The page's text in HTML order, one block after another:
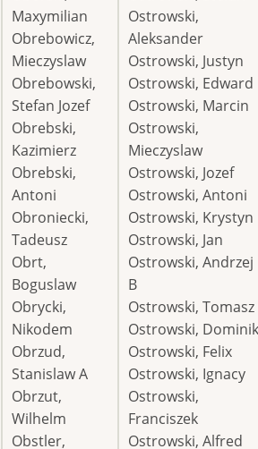
Maxymilian
Obrebowicz,
Mieczyslaw
Obrebowski,
Stefan Jozef
Obrebski,
Kazimierz
Obrebski,
Antoni
Obroniecki,
Tadeusz
Obrt,
Boguslaw
Obrycki,
Nikodem
Obrzud,
Stanislaw A
Obrzut,
Wilhelm
Obstler,
Ostrowski,
Aleksander
Ostrowski, Justyn
Ostrowski, Edward
Ostrowski, Marcin
Ostrowski,
Mieczyslaw
Ostrowski, Jozef
Ostrowski, Antoni
Ostrowski, Krystyn
Ostrowski, Jan
Ostrowski, Andrzej
B
Ostrowski, Tomasz
Ostrowski, Dominik
Ostrowski, Felix
Ostrowski, Ignacy
Ostrowski,
Franciszek
Ostrowski, Alfred